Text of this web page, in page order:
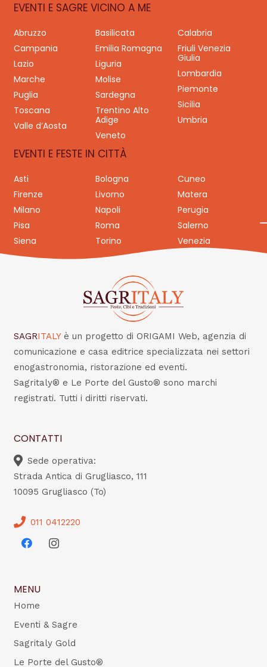
EVENTI E SAGRE VICINO A ME
Abruzzo Basilicata
Calabria
Campania
Emilia Romagna
Friuli Venezia
Giulia
Lazio
Liguria
Lombardia
Marche
Molise
Piemonte
Puglia
Sardegna
Sicilia
Toscana
Trentino Alto
Adige
Umbria
Valle d’Aosta
Veneto
EVENTI E FESTE IN CITTÀ
Asti Bologna
Cuneo
Firenze
Livorno
Matera
Milano
Napoli
Perugia
Pisa
Roma
Salerno
Siena
Torino Venezia
SAGRITALY è un progetto di ORIGAMI Web, agenzia di
comunicazione e casa editrice specializzata nei settori
enogastronomia, ristorazione ed eventi.
Sagritaly® e Le Porte del Gusto® sono marchi
registrati. Tutti i diritti riservati.
CONTATTI
Sede operativa:
Strada Antica di Grugliasco, 111
10095 Grugliasco (To)
011 0412220
MENU
Home
Eventi & Sagre
Sagritaly Gold
Le Porte del Gusto®